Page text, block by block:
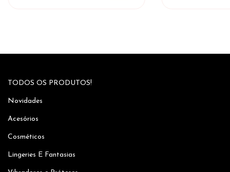
TODOS OS PRODUTOS!
Novidades
Acesórios
Cosméticos
Lingeries E Fantasias